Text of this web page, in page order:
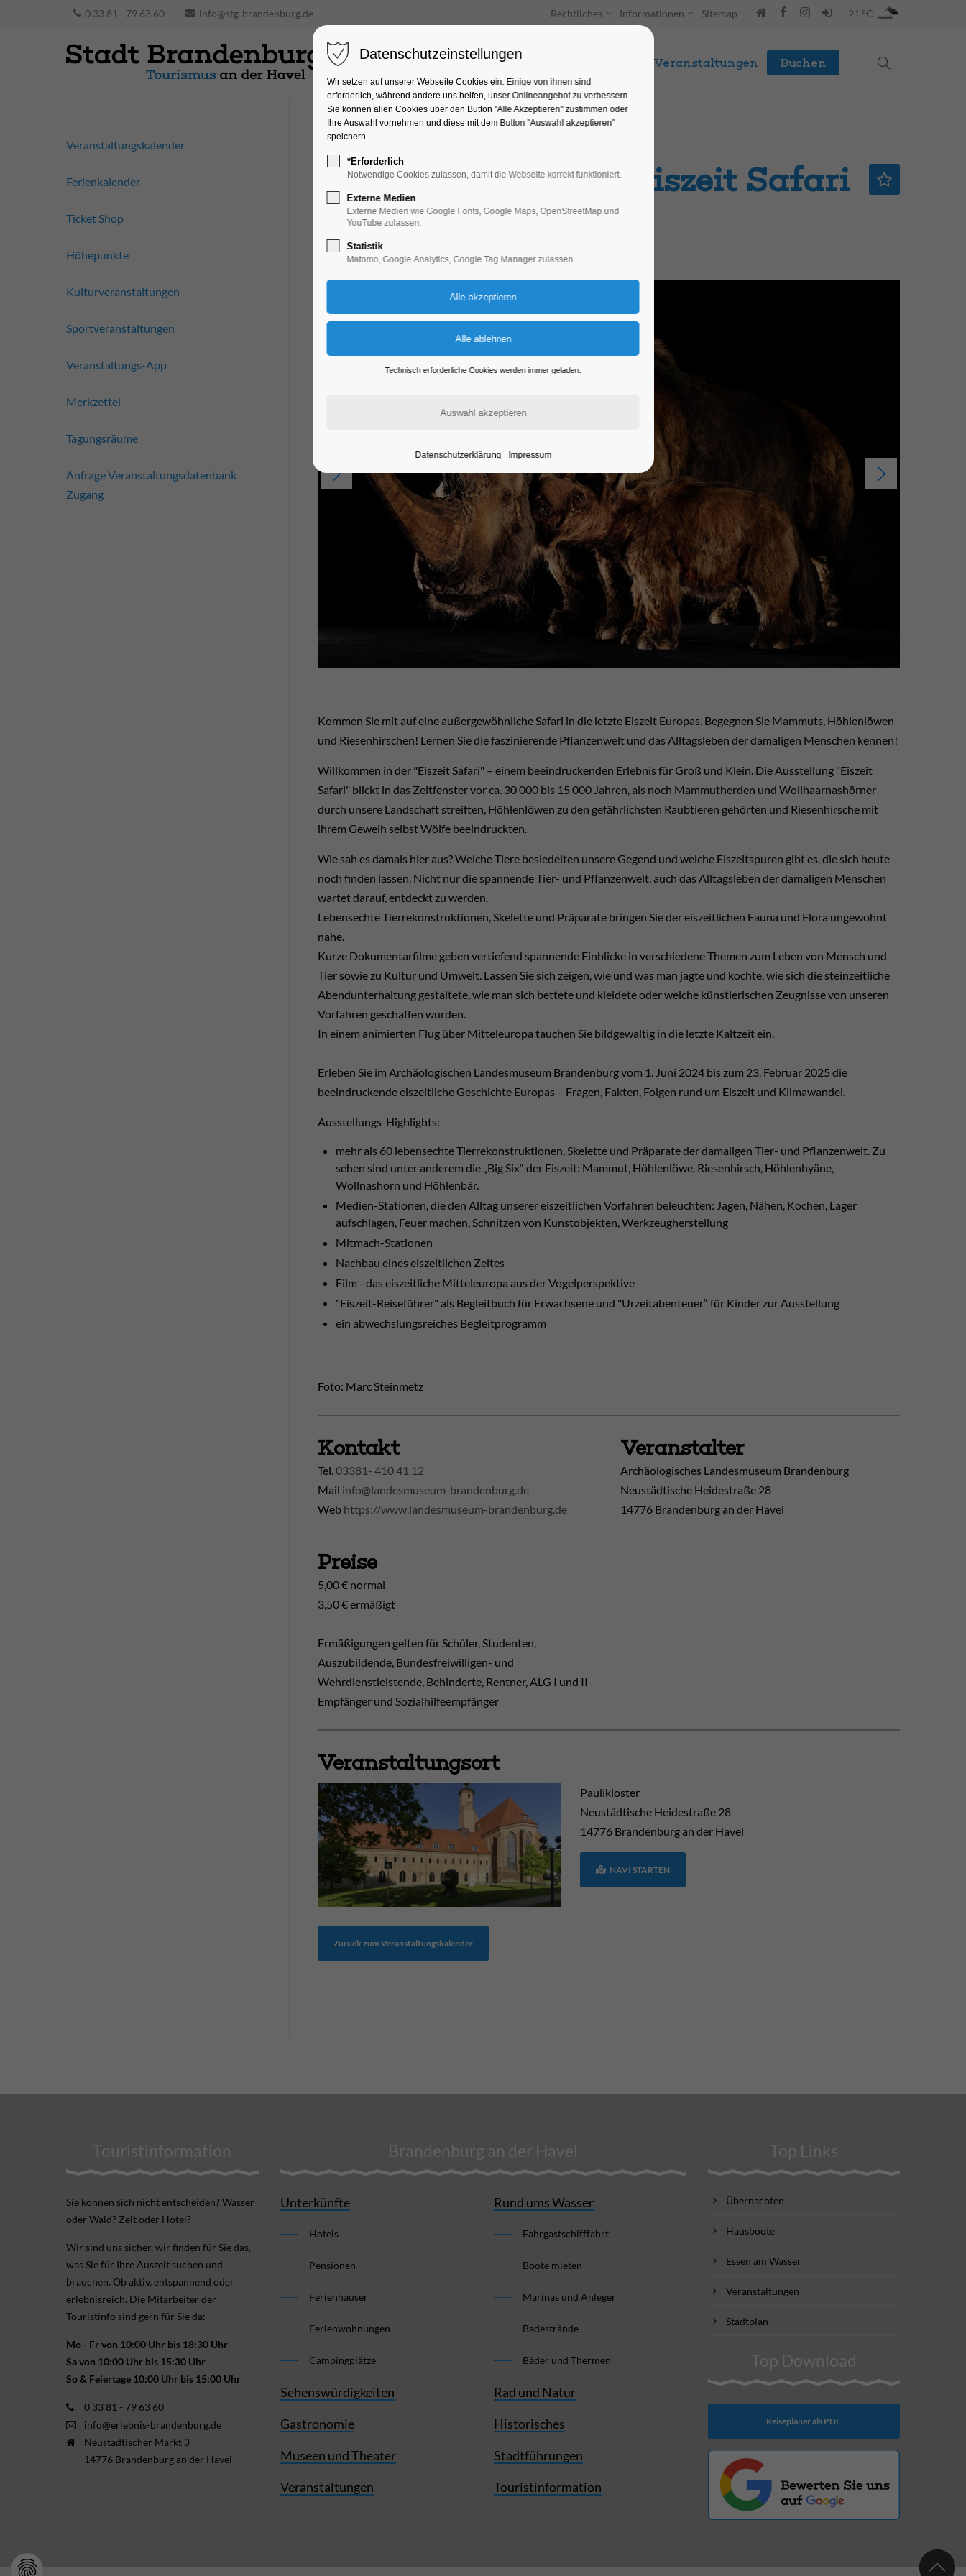
0 33 81 - 79 63 60 info@stg-brandenburg.de Rechtliches Informationen Sitemap 21 °C
Unterkünfte Entdecken & Erleben Veranstaltungen Buchen
Sonderausstellung Eiszeit Safari
Ausstellung
21.09.2024, 10:00–17:00
Kommen Sie mit auf eine außergewöhnliche Safari in die letzte Eiszeit Europas. Begegnen Sie Mammuts, Höhlenlöwen
und Riesenhirschen! Lernen Sie die faszinierende Pflanzenwelt und das Alltagsleben der damaligen Menschen kennen!
Willkommen in der "Eiszeit Safari" – einem beeindruckenden Erlebnis für Groß und Klein. Die Ausstellung "Eiszeit
Safari" blickt in das Zeitfenster vor ca. 30 000 bis 15 000 Jahren, als noch Mammutherden und Wollhaarnashörner
durch unsere Landschaft streiften, Höhlenlöwen zu den gefährlichsten Raubtieren gehörten und Riesenhirsche mit
ihrem Geweih selbst Wölfe beeindruckten.
Wie sah es damals hier aus? Welche Tiere besiedelten unsere Gegend und welche Eiszeitspuren gibt es, die sich heute
noch finden lassen. Nicht nur die spannende Tier- und Pflanzenwelt, auch das Alltagsleben der damaligen Menschen
wartet darauf, entdeckt zu werden.
Lebensechte Tierrekonstruktionen, Skelette und Präparate bringen Sie der eiszeitlichen Fauna und Flora ungewohnt
nahe.
Kurze Dokumentarfilme geben vertiefend spannende Einblicke in verschiedene Themen zum Leben von Mensch und
Tier sowie zu Kultur und Umwelt. Lassen Sie sich zeigen, wie und was man jagte und kochte, wie sich die steinzeitliche
Abendunterhaltung gestaltete, wie man sich bettete und kleidete oder welche künstlerischen Zeugnisse von unseren
Vorfahren geschaffen wurden.
In einem animierten Flug über Mitteleuropa tauchen Sie bildgewaltig in die letzte Kaltzeit ein.
Erleben Sie im Archäologischen Landesmuseum Brandenburg vom 1. Juni 2024 bis zum 23. Februar 2025 die
beeindruckende eiszeitliche Geschichte Europas – Fragen, Fakten, Folgen rund um Eiszeit und Klimawandel.
Ausstellungs-Highlights:
mehr als 60 lebensechte Tierrekonstruktionen, Skelette und Präparate der damaligen Tier- und Pflanzenwelt. Zu
sehen sind unter anderem die „Big Six“ der Eiszeit: Mammut, Höhlenlöwe, Riesenhirsch, Höhlenhyäne,
Wollnashorn und Höhlenbär.
Medien-Stationen, die den Alltag unserer eiszeitlichen Vorfahren beleuchten: Jagen, Nähen, Kochen, Lager
aufschlagen, Feuer machen, Schnitzen von Kunstobjekten, Werkzeugherstellung
Mitmach-Stationen
Nachbau eines eiszeitlichen Zeltes
Film - das eiszeitliche Mitteleuropa aus der Vogelperspektive
"Eiszeit-Reiseführer" als Begleitbuch für Erwachsene und "Urzeitabenteuer“ für Kinder zur Ausstellung
ein abwechslungsreiches Begleitprogramm
Foto: Marc Steinmetz
Kontakt
Tel.03381- 410 41 12
Mail info@landesmuseum-brandenburg.de
Web https://www.landesmuseum-brandenburg.de
Veranstalter
Archäologisches Landesmuseum Brandenburg
Neustädtische Heidestraße 28
14776 Brandenburg an der Havel
Preise
5,00 € normal
3,50 € ermäßigt
Ermäßigungen gelten für Schüler, Studenten,
Auszubildende, Bundesfreiwilligen- und
Wehrdienstleistende, Behinderte, Rentner, ALG I und II-
Empfänger und Sozialhilfeempfänger
Veranstaltungsort
Paulikloster
Neustädtische Heidestraße 28
14776 Brandenburg an der Havel
NAVI STARTEN
Zurück zum Veranstaltungskalender
Veranstaltungskalender
Ferienkalender
Ticket Shop
Höhepunkte
Kulturveranstaltungen
Sportveranstaltungen
Veranstaltungs-App
Merkzettel
Tagungsräume
Anfrage Veranstaltungsdatenbank
Zugang
Touristinformation
Sie können sich nicht ent­scheiden? Wasser
oder Wald? Zelt oder Hotel?
Wir sind uns sicher, wir finden für Sie das,
was Sie für Ihre Aus­zeit suchen und
brauchen. Ob aktiv, ent­spannend oder
erlebnis­reich. Die Mitarbeiter der
Touristinfo sind gern für Sie da:
Mo - Fr von 10:00 Uhr bis 18:30 Uhr
Sa von 10:00 Uhr bis 15:30 Uhr
So & Feiertage 10:00 Uhr bis 15:00 Uhr
0 33 81 - 79 63 60
info@erlebnis-brandenburg.de
Neustädtischer Markt 3
14776 Brandenburg an der Havel
Brandenburg an der Havel
Unterkünfte
Hotels
Pensionen
Ferienhäuser
Ferienwohnungen
Campingplätze
Sehenswürdigkeiten
Gastronomie
Museen und Theater
Veranstaltungen
Rund ums Wasser
Fahrgastschifffahrt
Boote mieten
Marinas und Anleger
Badestrände
Bäder und Thermen
Rad und Natur
Historisches
Stadtführungen
Touristinformation
Top Links
Übernachten
Hausboote
Essen am Wasser
Veranstaltungen
Stadtplan
Top Download
Reiseplaner als PDF
Datenschutzeinstellungen
Wir setzen auf unserer Webseite Cookies ein. Einige von ihnen sind
erforderlich, während andere uns helfen, unser Onlineangebot zu verbessern.
Sie können allen Cookies über den Button "Alle Akzeptieren" zustimmen oder
Ihre Auswahl vornehmen und diese mit dem Button "Auswahl akzeptieren"
speichern.
*Erforderlich
Notwendige Cookies zulassen, damit die Webseite korrekt funktioniert.
Externe Medien
Externe Medien wie Google Fonts, Google Maps, OpenStreetMap und
YouTube zulassen.
Statistik
Matomo, Google Analytics, Google Tag Manager zulassen.
Technisch erforderliche Cookies werden immer geladen.
Datenschutzerklärung Impressum